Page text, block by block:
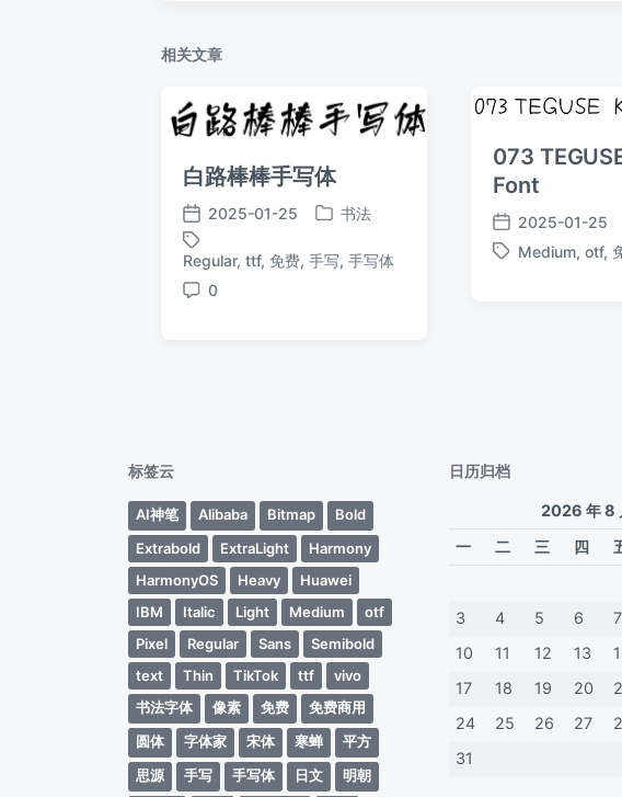
相关文章
白路棒棒手写体
发
布
日
期
2025-01-25
发
于
书法
标
签
Regular,ttf, 免费,手写,手写体
评
0
073
Font
发
布
2025-01-25
标
Medium,otf,
标签云
AI神笔 Alibaba Bitmap
Bold
Extrabold
ExtraLight
Harmony
HarmonyOS
Heavy
Huawei
IBM
Italic Light Medium
otf
Pixel
Regular Sans
Semibold
text
Thin TikTok ttf
vivo
书法字体
像素 免费
免费商用
圆体
字体家 宋体 寒蝉
平方
思源
手写 手写体 日文 明朝
日历归档
2026 年 8
一
二 三 四
3 4 5 6
7
10
11 12 13
17
18 19 20
24
25 26 27
31